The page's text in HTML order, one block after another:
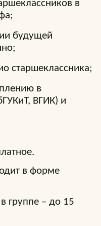
в
будущей
старшеклассника;
в
ВГИК) и
в форме
группе – до 15